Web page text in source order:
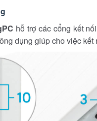
hỗ trợ các cổng kết
dụng giúp cho việc